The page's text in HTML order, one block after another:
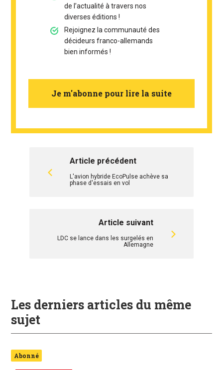
de l’actualité à travers nos
diverses éditions !
Rejoignez la communauté des
décideurs franco-allemands
bien informés !
Je m'abonne pour lire la suite
Article précédent
L'avion hybride EcoPulse achève sa
phase d'essais en vol
Article suivant
LDC se lance dans les surgelés en
Allemagne
Les derniers articles du même
sujet
Abonné